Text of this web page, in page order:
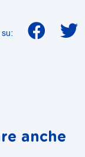
su:
anche